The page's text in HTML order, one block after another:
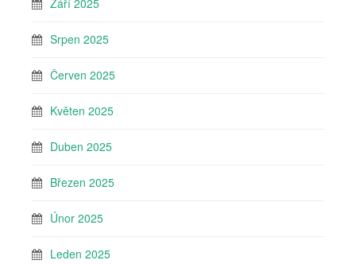
Srpen 2025
Červen 2025
Květen 2025
Duben 2025
Březen 2025
Únor 2025
Leden 2025